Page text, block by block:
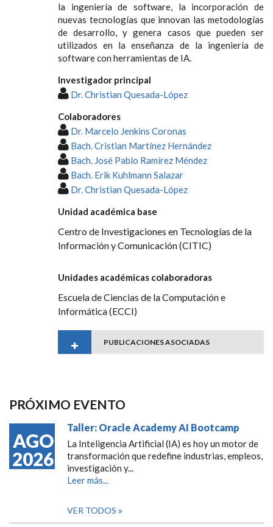
la ingeniería de software, la incorporación de
nuevas tecnologías que innovan las metodologías
de desarrollo, y genera casos que pueden ser
utilizados en la enseñanza de la ingeniería de
software con herramientas de IA.
Investigador principal
Dr. Christian Quesada-López
Colaboradores
Dr. Marcelo Jenkins Coronas
Bach. Cristian Martínez Hernández
Bach. José Pablo Ramírez Méndez
Bach. Erik Kuhlmann Salazar
Dr. Christian Quesada-López
Unidad académica base
Centro de Investigaciones en Tecnologías de la
Información y Comunicación (CITIC)
Unidades académicas colaboradoras
Escuela de Ciencias de la Computación e
Informática (ECCI)
PUBLICACIONES ASOCIADAS
PRÓXIMO EVENTO
AGO
2026
Taller: Oracle Academy AI Bootcamp
La Inteligencia Artificial (IA) es hoy un motor de
transformación que redefine industrias, empleos,
investigación y...
Leer más...
VER TODOS